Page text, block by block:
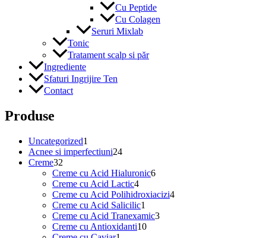
Cu Peptide
Cu Colagen
Seruri Mixlab
Tonic
Tratament scalp si păr
Ingrediente
Sfaturi Ingrijire Ten
Contact
Produse
Uncategorized1
produs
Acnee si imperfectiuni2424
produse
Creme32
de
produse
Creme cu Acid Hialuronic66
Creme cu Acid Lactic44
produse
Creme cu Acid Polihidroxiacizi44
Creme cu Acid Salicilic1
produs
Creme cu Acid Tranexamic33
Creme cu Antioxidanti1010